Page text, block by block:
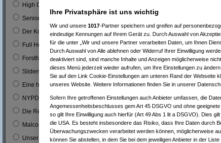
High Chaparal
Seniorenclub
Der Kopfgeldjäger (mit Steve McQueen)
Full House (mitn Joe Bologna) 0
Forsthaus Falkenau 0
Sliders 1 0 %
Eine himmlische Familie 1 0 %
NYPD Blue 0
Die Rettungsflieger 0
Malcom 9 3 %
Unser Charly 0
Ihre Privatsphäre ist uns wichtig
Wir und unsere 1017-Partner speichern und greifen auf
eindeutige Kennungen auf Ihrem Gerät zu. Durch Auswahl von
für die unter „Wir und unsere Partner verarbeiten Daten, um Ihnen
Durch Auswahl von Alle ablehnen oder Widerruf Ihrer Einwilligung
deaktiviert sind, sind manche Inhalte und Anzeigen möglicherweise
dieses Menü jederzeit wieder aufrufen, um Ihre Einstellungen zu
Sie auf den Link Cookie-Einstellungen am unteren Rand der Webseite
unseres Website. Weitere Informationen finden Sie in unserer
Sofern Ihre getroffenen Einstellungen auch Anbieter umfassen, die
Angemessenheitsbeschlusses gem Art 45 DSGVO und ohne
so gilt Ihre Einwilligung auch hierfür (Art 49 Abs 1 lit a DSGVO). Dies
die USA. Es besteht insbesondere das Risiko, dass Ihre Daten durch
Überwachungszwecken verarbeitet werden können, möglicherweise
können Sie abstellen, in dem Sie bei dem jeweiligen Anbieter in der